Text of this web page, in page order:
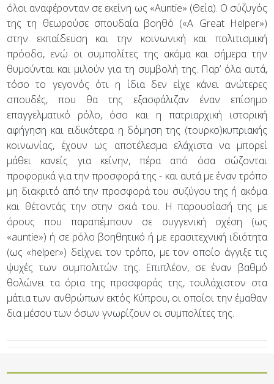
όλοι αναφέρονταν σε εκείνη ως «Auntie» (Θεία). Ο σύζυγός
της τη θεωρούσε σπουδαία βοηθό («A Great Helper»)
στην εκπαίδευση και την κοινωνική και πολιτισμική
πρόοδο, ενώ οι συμπολίτες της ακόμα και σήμερα την
θυμούνται και μιλούν για τη συμβολή της. Παρ’ όλα αυτά,
τόσο το γεγονός ότι η ίδια δεν είχε κάνει ανώτερες
σπουδές, που θα της εξασφάλιζαν έναν επίσημο
επαγγελματικό ρόλο, όσο και η πατριαρχική ιστορική
αφήγηση και ειδικότερα η δόμηση της (τουρκο)κυπριακής
κοινωνίας, έχουν ως αποτέλεσμα ελάχιστα να μπορεί
μάθει κανείς για κείνην, πέρα από όσα σώζονται
προφορικά για την προσφορά της - και αυτά με έναν τρόπο
μη διακριτό από την προσφορά του συζύγου της ή ακόμα
και θέτοντάς την στην σκιά του. Η παρουσίασή της με
όρους που παραπέμπουν σε συγγενική σχέση (ως
«auntie») ή σε ρόλο βοηθητικό ή με ερασιτεχνική ιδιότητα
(ως «helper») δείχνει τον τρόπο, με τον οποίο άγγιξε τις
ψυχές των συμπολιτών της. Επιπλέον, σε έναν βαθμό
θολώνει τα όρια της προσφοράς της, τουλάχιστον στα
μάτια των ανθρώπων εκτός Κύπρου, οι οποίοι την έμαθαν
δια μέσου των όσων γνωρίζουν οι συμπολίτες της.